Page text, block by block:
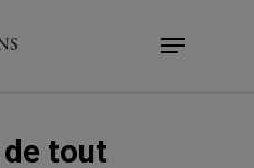
Menu
tout